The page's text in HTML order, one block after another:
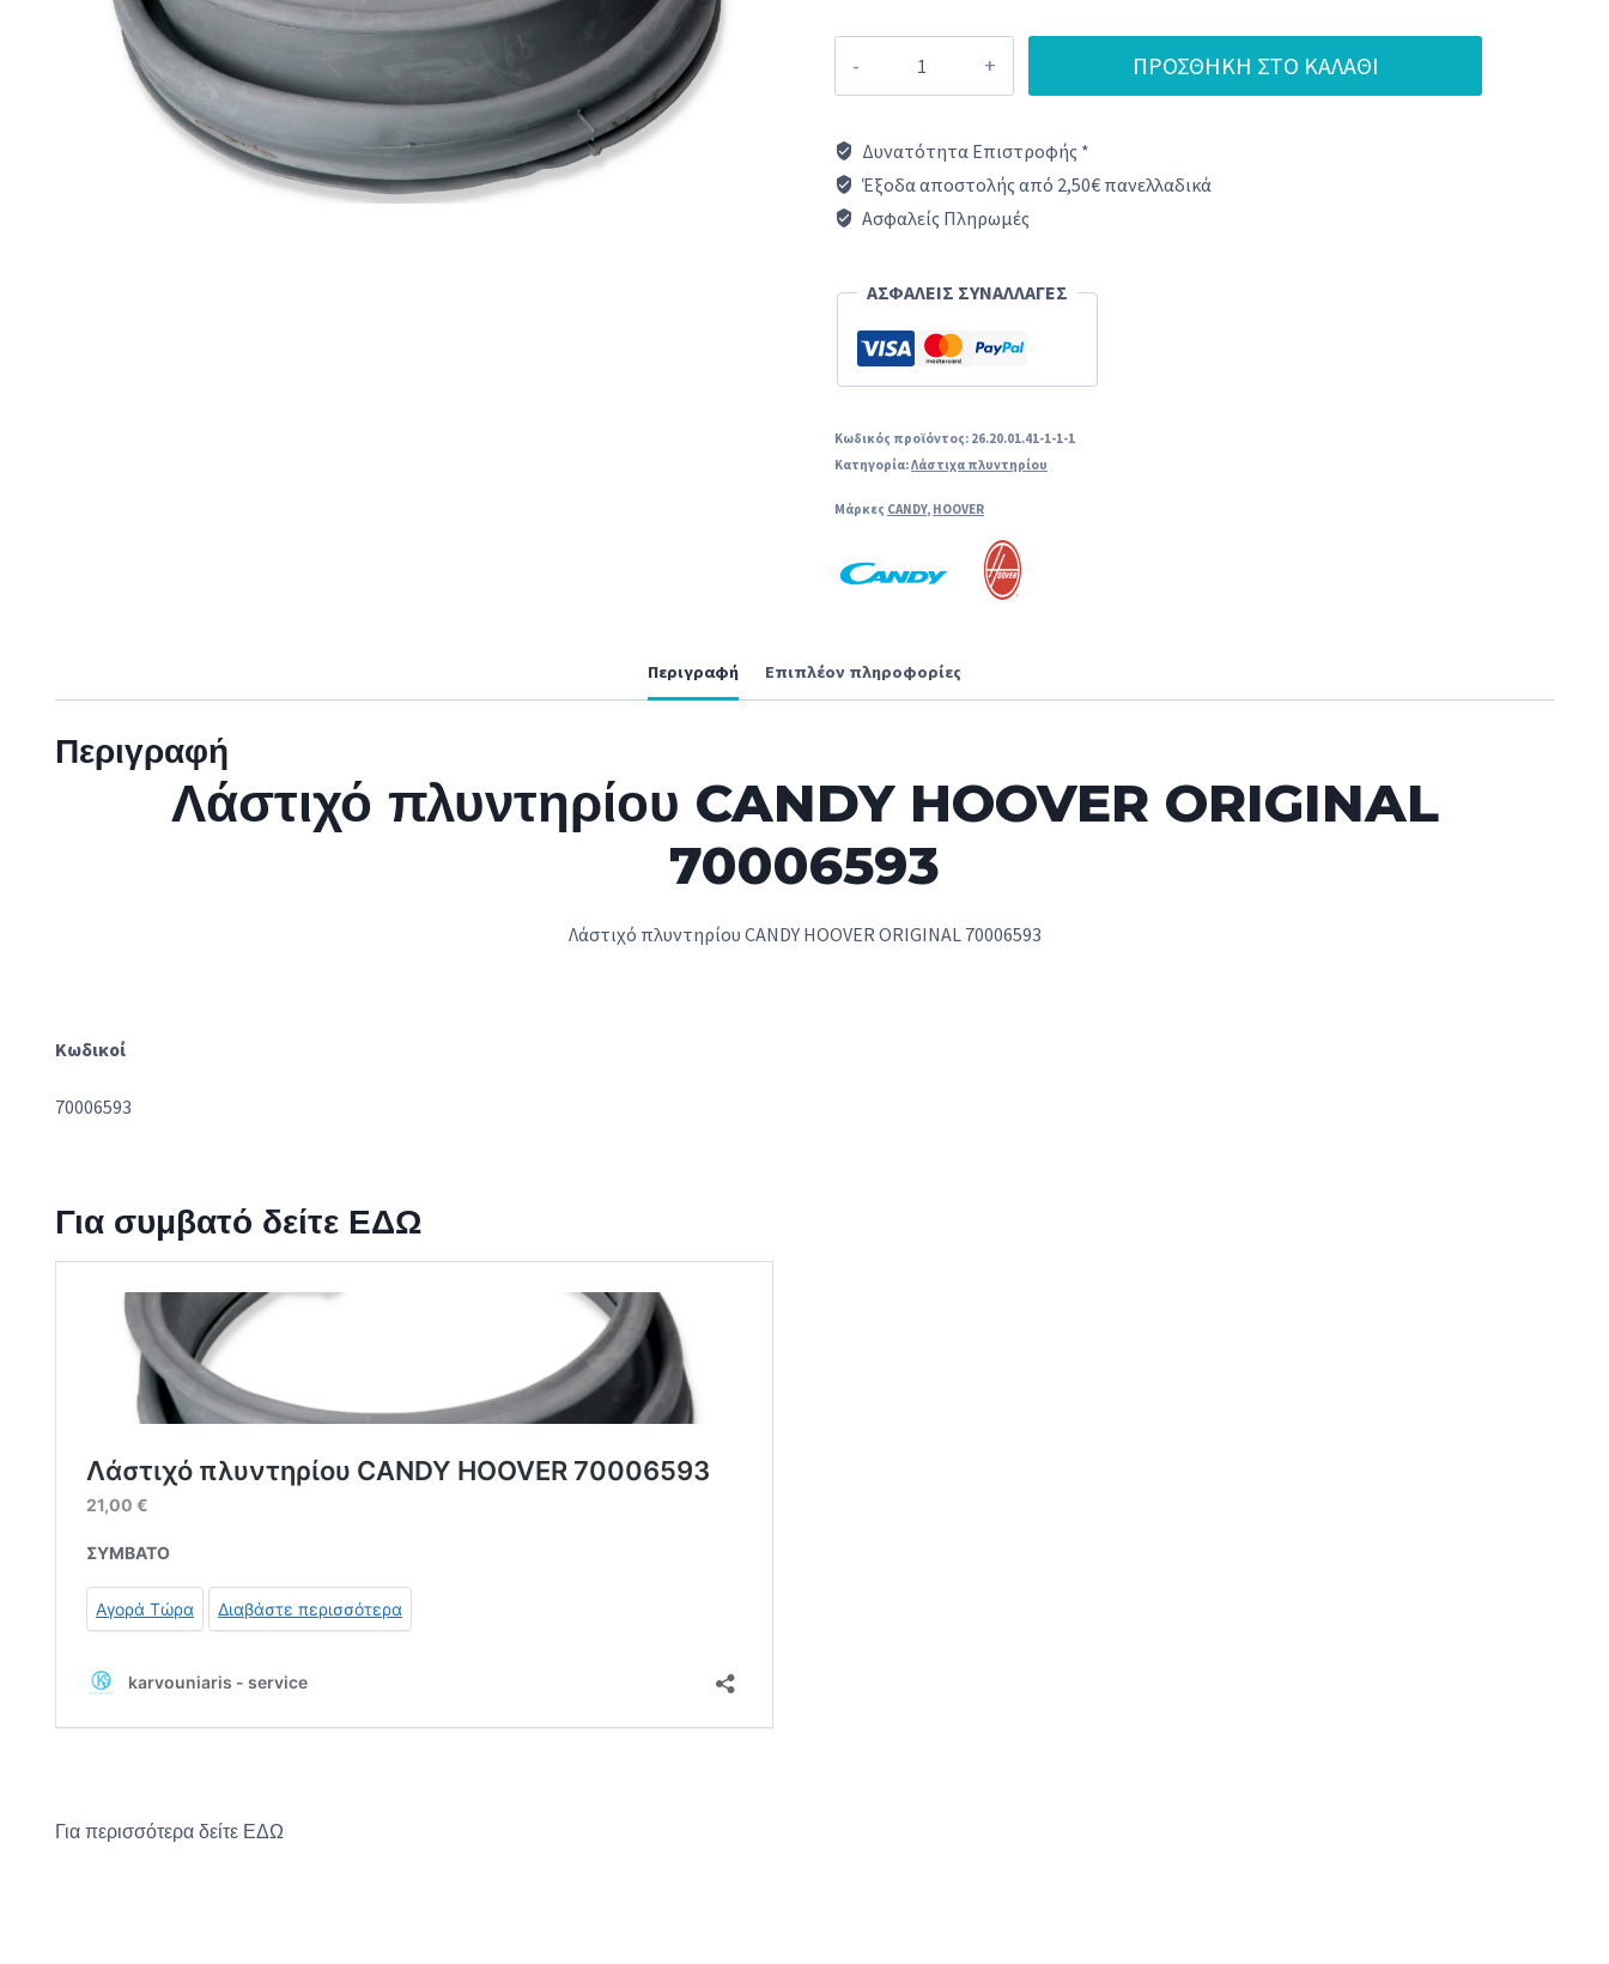
πλυντηρίου
HOOVER
ORIGINAL
ποσότητα
ΠΡΟΣΘΉΚΗ ΣΤΟ ΚΑΛΆΘΙ
Δυνατότητα Επιστροφής *
Έξοδα αποστολής από 2,50€ πανελλαδικά
Ασφαλείς Πληρωμές
ΑΣΦΑΛΕΙΣ ΣΥΝΑΛΛΑΓΕΣ
Κωδικός προϊόντος: 26.20.01.41-1-1-1
Κατηγορία:Λάστιχα πλυντηρίου
Μάρκες CANDY, HOOVER
Περιγραφή Επιπλέον πληροφορίες
Περιγραφή
Λάστιχό πλυντηρίου CANDY HOOVER ORIGINAL
70006593
Λάστιχό πλυντηρίου CANDY HOOVER ORIGINAL 70006593
Κωδικοί
70006593
Για συμβατό δείτε ΕΔΩ
Για περισσότερα δείτε ΕΔΩ